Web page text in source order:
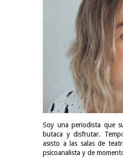
Soy una periodista que
butaca y disfrutar.
asisto a las salas de
psicoanalista y de